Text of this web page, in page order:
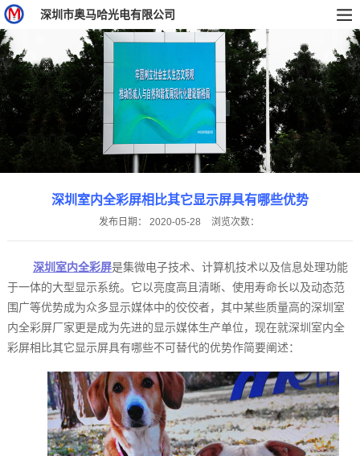
深圳市奥马哈光电有限公司
深圳室内全彩屏相比其它显示屏具有哪些优势
发布日期： 2020-05-28 浏览次数：
深圳室内全彩屏是集微电子技术、计算机技术以及信息处理功能
于一体的大型显示系统。它以亮度高且清晰、使用寿命长以及动态范
围广等优势成为众多显示媒体中的佼佼者，其中某些质量高的深圳室
内全彩屏厂家更是成为先进的显示媒体生产单位，现在就深圳室内全
彩屏相比其它显示屏具有哪些不可替代的优势作简要阐述：